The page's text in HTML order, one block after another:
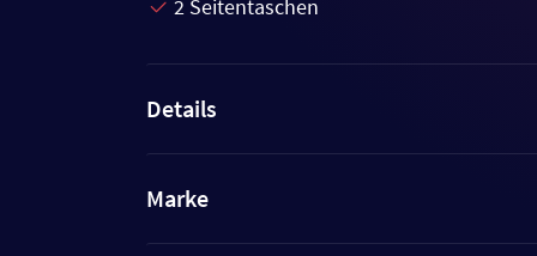
2 Seitentaschen
Details
Marke